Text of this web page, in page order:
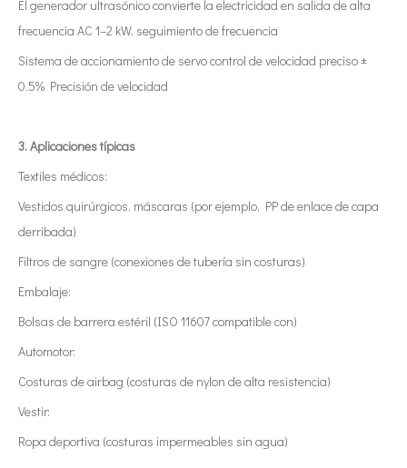
El generador ultrasónico convierte la electricidad en salida de alta
frecuencia AC 1–2 kW, seguimiento de frecuencia
Sistema de accionamiento de servo control de velocidad preciso ±
0.5% Precisión de velocidad
3. Aplicaciones típicas
Textiles médicos:
Vestidos quirúrgicos, máscaras (por ejemplo, PP de enlace de capa
derribada)
Filtros de sangre (conexiones de tubería sin costuras)
Embalaje:
Bolsas de barrera estéril (ISO 11607 compatible con)
Automotor:
Costuras de airbag (costuras de nylon de alta resistencia)
Vestir:
Ropa deportiva (costuras impermeables sin agua)